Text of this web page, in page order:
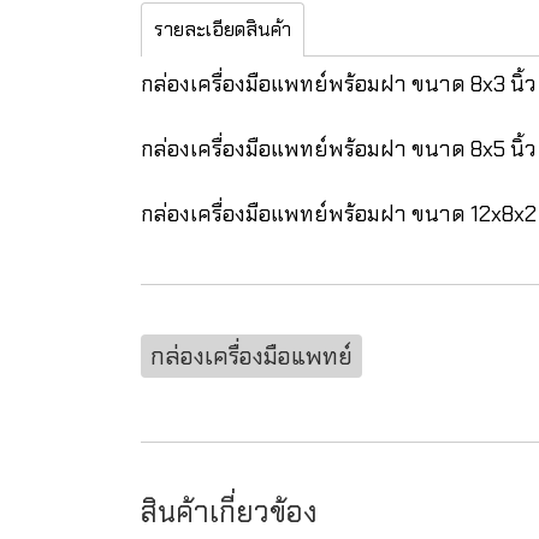
รายละเอียดสินค้า
กล่องเครื่องมือแพทย์พร้อมฝา ขนาด 8x3 นิ้ว
กล่องเครื่องมือแพทย์พร้อมฝา ขนาด 8x5 นิ้ว
กล่องเครื่องมือแพทย์พร้อมฝา ขนาด
กล่องเครื่องมือแพทย์
สินค้าเกี่ยวข้อง